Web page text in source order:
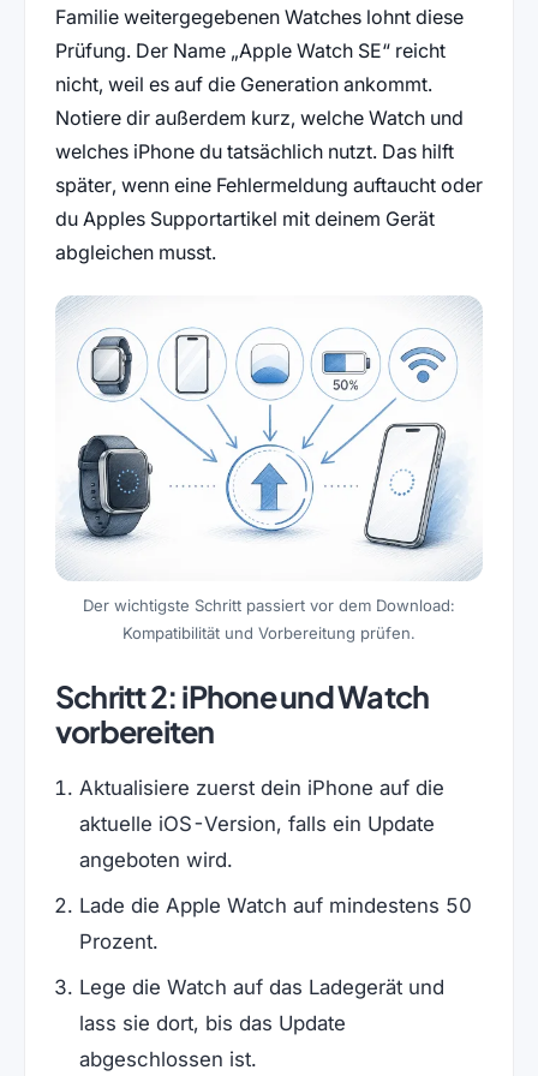
Familie weitergegebenen Watches lohnt diese
Prüfung. Der Name „Apple Watch SE“ reicht
nicht, weil es auf die Generation ankommt.
Notiere dir außerdem kurz, welche Watch und
welches iPhone du tatsächlich nutzt. Das hilft
später, wenn eine Fehlermeldung auftaucht oder
du Apples Supportartikel mit deinem Gerät
abgleichen musst.
Der wichtigste Schritt passiert vor dem Download:
Kompatibilität und Vorbereitung prüfen.
Schritt 2: iPhone und Watch
vorbereiten
Aktualisiere zuerst dein iPhone auf die
aktuelle iOS-Version, falls ein Update
angeboten wird.
Lade die Apple Watch auf mindestens 50
Prozent.
Lege die Watch auf das Ladegerät und
lass sie dort, bis das Update
abgeschlossen ist.